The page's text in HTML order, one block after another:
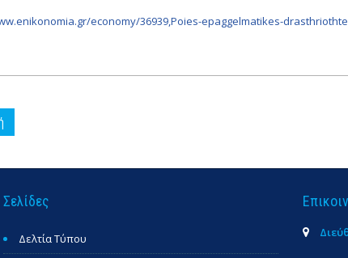
economy/36939,Poies-epaggelmatikes-
Σελίδες
Δελτία Τύπου